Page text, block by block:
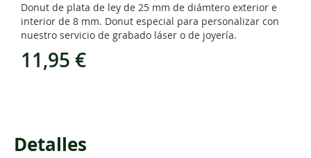
Donut de plata de ley de 25 mm de diámtero exterior e
interior de 8 mm. Donut especial para personalizar con
nuestro servicio de grabado láser o de joyería.
11,95 €
Detalles